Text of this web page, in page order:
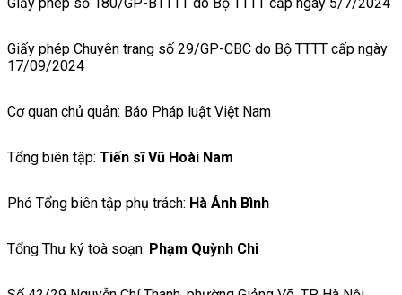
Giấy phép Chuyên trang số 29/GP-CBC do Bộ TTTT cấp ngày
17/09/2024
Cơ quan chủ quản: Báo Pháp luật Việt Nam
Tổng biên tập: Tiến sĩ Vũ Hoài Nam
Phó Tổng biên tập phụ trách: Hà Ánh Bình
Tổng Thư ký toà soạn: Phạm Quỳnh Chi